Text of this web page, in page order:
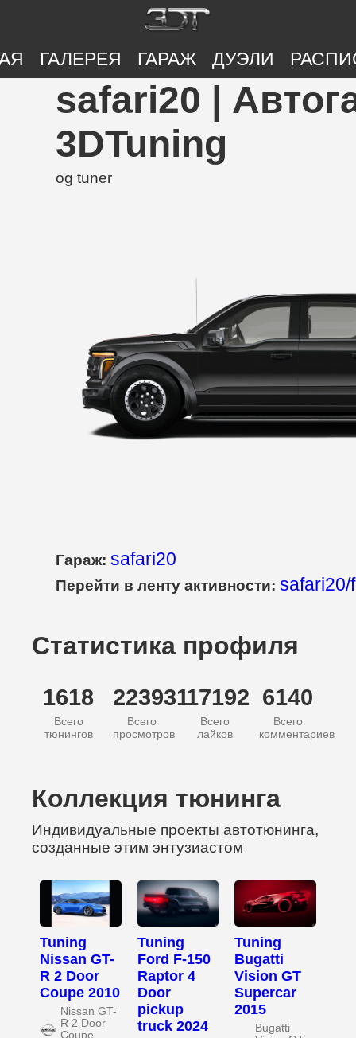
ГАЛЕРЕЯ ГАРАЖ ДУЭЛИ
safari20 |
3DTuning
og tuner
Гараж: safari20
Перейти в ленту активности: safari20/
Статистика профиля
1618
Всего
тюнингов
223931
Всего
просмотров
17192
Всего
лайков
6140
Всего
комментариев
Коллекция тюнинга
Индивидуальные проекты автотюнинга,
созданные этим энтузиастом
Tuning
Nissan GT-
R 2 Door
Coupe 2010
Nissan GT-
R 2 Door
Coupe
Tuning
Ford F-150
Raptor 4
Door
pickup
truck 2024
Tuning
Bugatti
Vision GT
Supercar
2015
Bugatti